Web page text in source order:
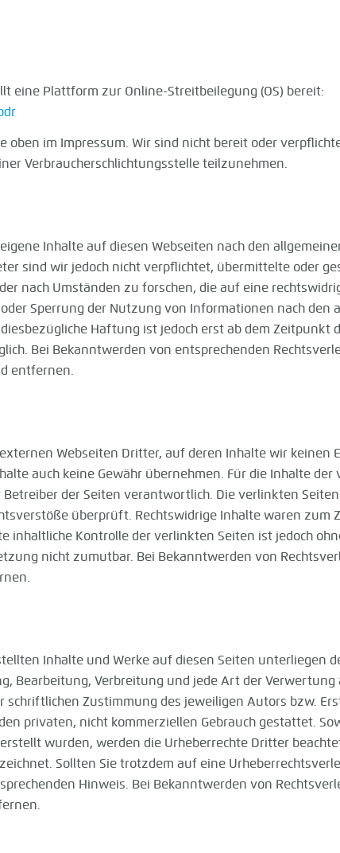
eine Plattform zur Online-Streitbeilegung (OS) bereit:
oben im Impressum. Wir sind nicht bereit oder
Verbraucherschlichtungsstelle teilzunehmen.
Inhalte auf diesen Webseiten nach den
sind wir jedoch nicht verpflichtet, übermittelte oder
nach Umständen zu forschen, die auf eine
Sperrung der Nutzung von Informationen nach den
Haftung ist jedoch erst ab dem Zeitpunkt
Bei Bekanntwerden von entsprechenden
entfernen.
Webseiten Dritter, auf deren Inhalte wir keinen
auch keine Gewähr übernehmen. Für die Inhalte
der Seiten verantwortlich. Die verlinkten
überprüft. Rechtswidrige Inhalte waren zum
inhaltliche Kontrolle der verlinkten Seiten ist jedoch
nicht zumutbar. Bei Bekanntwerden von
Inhalte und Werke auf diesen Seiten unterliegen
Bearbeitung, Verbreitung und jede Art der Verwertung
schriftlichen Zustimmung des jeweiligen Autors bzw.
privaten, nicht kommerziellen Gebrauch gestattet.
wurden, werden die Urheberrechte Dritter
Sollten Sie trotzdem auf eine
Hinweis. Bei Bekanntwerden von